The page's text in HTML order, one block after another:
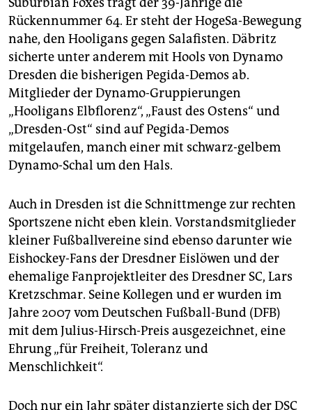
Rückennummer 64. Er steht der HogeSa-Bewegung
nahe, den Hooligans gegen Salafisten. Däbritz
sicherte unter anderem mit Hools von Dynamo
Dresden die bisherigen Pegida-Demos ab.
Mitglieder der Dynamo-Gruppierungen
„Hooligans Elbflorenz“, „Faust des Ostens“ und
„Dresden-Ost“ sind auf Pegida-Demos
mitgelaufen, manch einer mit schwarz-gelbem
Dynamo-Schal um den Hals.
Auch in Dresden ist die Schnittmenge zur rechten
Sportszene nicht eben klein. Vorstandsmitglieder
kleiner Fußballvereine sind ebenso darunter wie
Eishockey-Fans der Dresdner Eislöwen und der
ehemalige Fanprojektleiter des Dresdner SC, Lars
Kretzschmar. Seine Kollegen und er wurden im
Jahre 2007 vom Deutschen Fußball-Bund (DFB)
mit dem Julius-Hirsch-Preis ausgezeichnet, eine
Ehrung „für Freiheit, Toleranz und
Menschlichkeit“.
Doch nur ein Jahr später distanzierte sich der DSC